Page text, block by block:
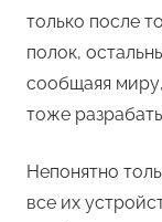
только после
полок,
сообщаяя
тоже
Непонятно
все их